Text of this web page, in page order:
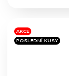
hvězdiček.
AKCE
POSLEDNÍ KUSY